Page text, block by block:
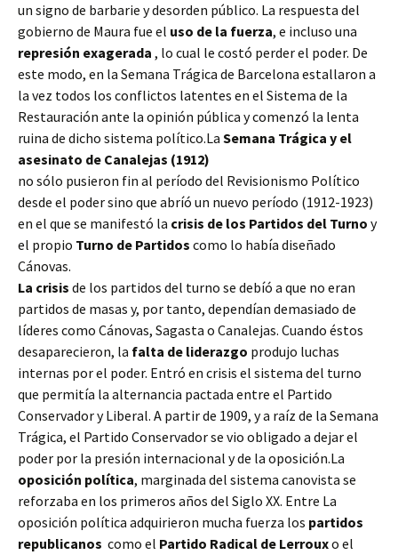
un signo de barbarie y desorden público. La respuesta del
gobierno de Maura fue el uso de la fuerza, e incluso una
represión exagerada , lo cual le costó perder el poder. De
este modo, en la Semana Trágica de Barcelona estallaron a
la vez todos los conflictos latentes en el Sistema de la
Restauración ante la opinión pública y comenzó la lenta
ruina de dicho sistema político.La Semana Trágica y el
asesinato de Canalejas (1912)
no sólo pusieron fin al período del Revisionismo Político
desde el poder sino que abríó un nuevo período (1912-1923)
en el que se manifestó la crisis de los Partidos del Turno y
el propio Turno de Partidos como lo había diseñado
Cánovas.
La crisis de los partidos del turno se debíó a que no eran
partidos de masas y, por tanto, dependían demasiado de
líderes como Cánovas, Sagasta o Canalejas. Cuando éstos
desaparecieron, la falta de liderazgo produjo luchas
internas por el poder. Entró en crisis el sistema del turno
que permitía la alternancia pactada entre el Partido
Conservador y Liberal. A partir de 1909, y a raíz de la Semana
Trágica, el Partido Conservador se vio obligado a dejar el
poder por la presión internacional y de la oposición.La
oposición política, marginada del sistema canovista se
reforzaba en los primeros años del Siglo XX. Entre La
oposición política adquirieron mucha fuerza los partidos
republicanos como el Partido Radical de Lerrouxo el